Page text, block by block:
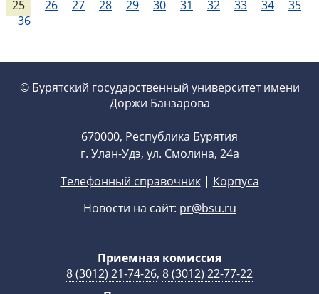
25
26 27 28 29 30 31 32 33 34
35
36
© Бурятский государственный университет имени
Доржи Банзарова
670000, Республика Бурятия
г. Улан-Удэ, ул. Смолина, 24а
Телефонный справочник| Корпуса
Новости на сайт: pr@bsu.ru
Приемная комиссия
8 (3012) 21-74-26, 8 (3012) 22-77-22